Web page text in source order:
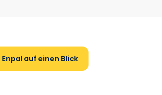
Enpal auf einen Blick